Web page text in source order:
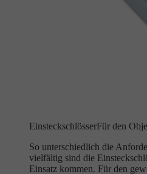
EinsteckschlösserFür den
So unterschiedlich die
vielfältig sind die
Einsatz kommen. Für den